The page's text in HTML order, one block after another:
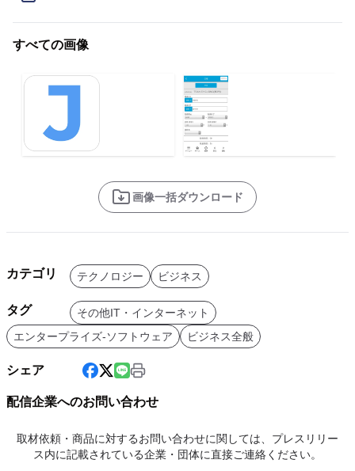
すべての画像
画像一括ダウンロード
カテゴリ テクノロジー ビジネス
タグ
その他IT・インターネット
エンタープライズ-ソフトウェア
ビジネス全般
シェア
配信企業へのお問い合わせ
取材依頼・商品に対するお問い合わせに関しては、プレスリリー
ス内に記載されている企業・団体に直接ご連絡ください。